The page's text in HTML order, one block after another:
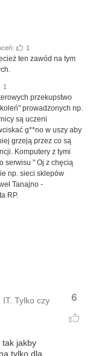
1
ten zawód na tym
1
przekupstwo
prowadzonych np.
są uczeni
g**no w uszy aby
grzeją przez co są
Komputery z tymi
serwisu " Oj z chęcią
np. sieci sklepów
Tanajno -
RP.
6
Tylko czy
tak jakby
tylko dla